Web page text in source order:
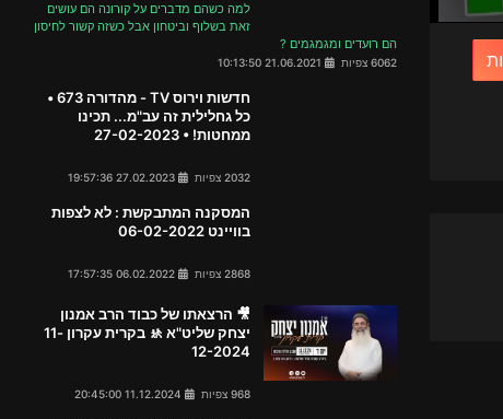
למה כשהם מדברים על קורונה הם עושים
זאת בשלוף וביטחון אבל כשזה קשור לחיסון
הם רועדים ומגמגמים ?
6062 צפיות
חדשות וירוס TV - מהדורה 673 •
כל גחלילית זה עב"מ... תכינו
ממחטות! • 27-02-2023
2032 צפיות
המסקנה המתבקשת : לא לצפות
בוויינט 06-02-2022
2868 צפיות
🎥 הרצאתו של כבוד הרב אמנון
יצחק שליט"א 🚸 בקרית עקרון 11-
12-2024
968 צפיות